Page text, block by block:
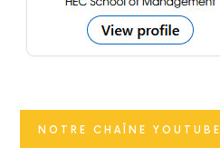
NOTRE CHAÎNE YOUTUBE